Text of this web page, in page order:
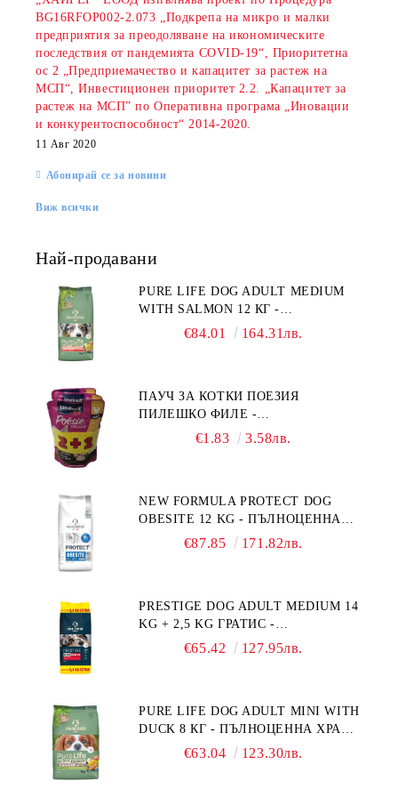
BG16RFOP002-2.073 „Подкрепа на микро и малки
предприятия за преодоляване на икономическите
последствия от пандемията COVID-19“, Приоритетна
ос 2 „Предприемачество и капацитет за растеж на
МСП“, Инвестиционен приоритет 2.2. „Капацитет за
растеж на МСП” по Оперативна програма „Иновации
и конкурентоспособност“ 2014-2020.
11 Авг 2020
Абонирай се за новини
Виж всички
Най-продавани
PURE LIFE DOG ADULT MEDIUM
WITH SALMON 12 КГ -
ПЪЛНОЦЕННА ХРАНА ЗА
БЕЗ ЗЪРНО, БЕЗ ГЛУТЕН.
ПРОИЗВЕДЕНА ВЪВ ФРАНЦИЯ.
€84.01 164.31лв.
ПАУЧ ЗА КОТКИ ПОЕЗИЯ
ПИЛЕШКО ФИЛЕ -
ПРОМОКОМПЛЕКТ 3 БР.
€1.83 3.58лв.
NEW FORMULA PROTECT DOG
OBESITE 12 KG - ПЪЛНОЦЕННА
ДИЕТИЧНА ХРАНА ЗА КУЧЕТА
"РЕГУЛИРАНЕ НА ВНОСА НА
ГЛЮКОЗА (DIABETES MELLITUS)."
€87.85 171.82лв.
PRESTIGE DOG ADULT MEDIUM 14
KG + 2,5 KG ГРАТИС -
ПЪЛНОЦЕННА ХРАНА ЗА
€65.42 127.95лв.
PURE LIFE DOG ADULT MINI WITH
DUCK 8 КГ - ПЪЛНОЦЕННА ХРАНА
ЗА ПОРАСНАЛИ КУЧЕТА ОТ
€63.04 123.30лв.